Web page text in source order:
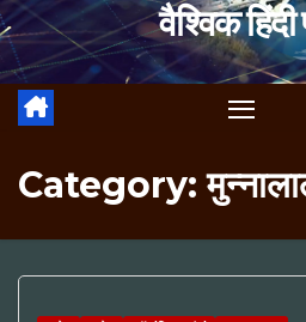
वैश्विक हिंदी
Category: